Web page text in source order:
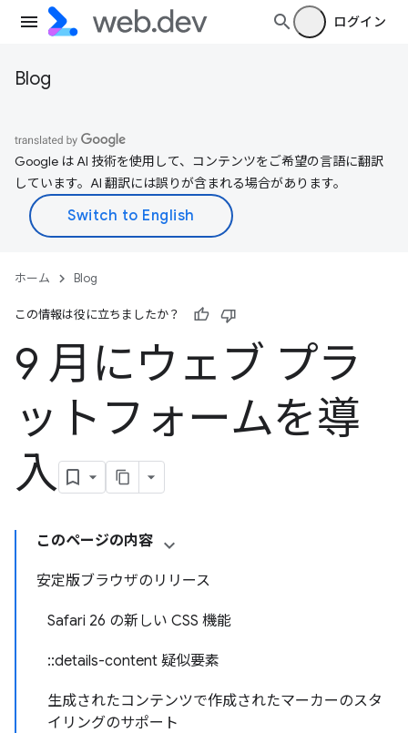
ログイン
Blog
Google は AI 技術を使用して、コンテンツをご希望の言語に翻訳
しています。AI 翻訳には誤りが含まれる場合があります。
ホーム Blog
この情報は役に立ちましたか？
9 月にウェブ プラ
ットフォームを導
入
このページの内容
安定版ブラウザのリリース
Safari 26 の新しい CSS 機能
::details-content 疑似要素
生成されたコンテンツで作成されたマーカーのスタ
イリングのサポート